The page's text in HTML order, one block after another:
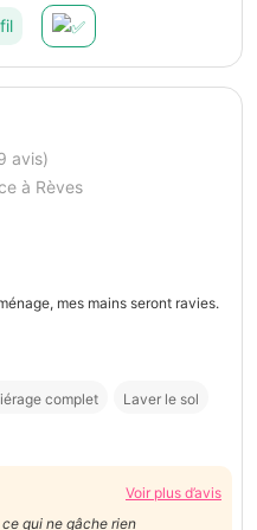
avis)
à Rèves
mes mains seront ravies.
complet Laver le sol
Voir plus d’avis
qui ne gâche rien